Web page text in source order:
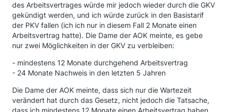
des Arbeitsvertrages würde mir jedoch wieder durch die GKV
gekündigt werden, und ich würde zurück in den Basistarif
der PKV fallen (ich ich nur in diesem Fall 2 Monate einen
Arbeitsvertrag hatte). Die Dame der AOK meinte, es gebe
nur zwei Möglichkeiten in der GKV zu verbleiben:
- mindestens 12 Monate durchgehend Arbeitsvertrag
- 24 Monate Nachweis in den letzten 5 Jahren
Die Dame der AOK meinte, dass sich nur die Wartezeit
verändert hat durch das Gesetz, nicht jedoch die Tatsache,
dass ich mindestens 12 Monate einen Arbeitsvertrag haben